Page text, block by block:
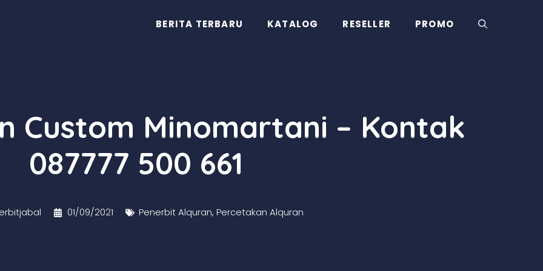
BERITA TERBARU KATALOG RESELLER PROMO
Custom Minomartani – Kontak
087777 500 661
01/09/2021 Penerbit Alquran,Percetakan Alquran